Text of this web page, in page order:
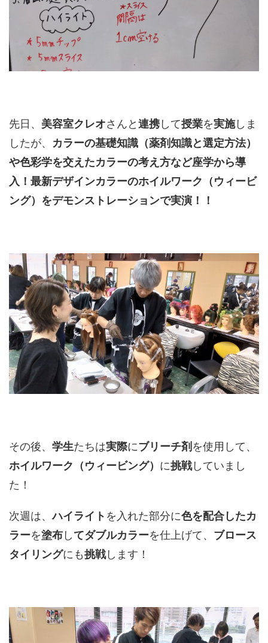
先日、 美容室クレオさんと連携して授業を実施しま
したが、 カラーの基礎知識（薬剤知識と選定方法）
や色彩学を交えたカラーの考え方など座学から導
入！最新デザインカラーのホイルワーク（ウィービ
ング）をデモンストレーションで実演！！
その後、 学生たちは実際にブリーチ剤 を使用して、
ホイルワーク（ウィービング） に挑戦していまし
た！
次週は、ハイライト を入れた部分に色を配合したカ
ラーを塗布してダブルカラーを仕上げて、 ブロース
タイリングにも挑戦します！